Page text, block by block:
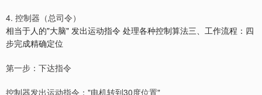
4. 控制器（总司令）
相当于人的"大脑" 发出运动指令 处理各种控制算法三、工作流程：四
步完成精确定位
第一步：下达指令
控制器发出运动指令："电机转到30度位置"